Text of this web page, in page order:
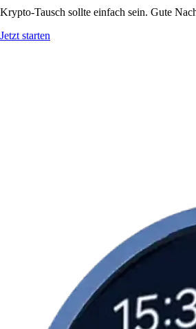
Krypto-Tausch sollte einfach sein. Gute
Jetzt starten